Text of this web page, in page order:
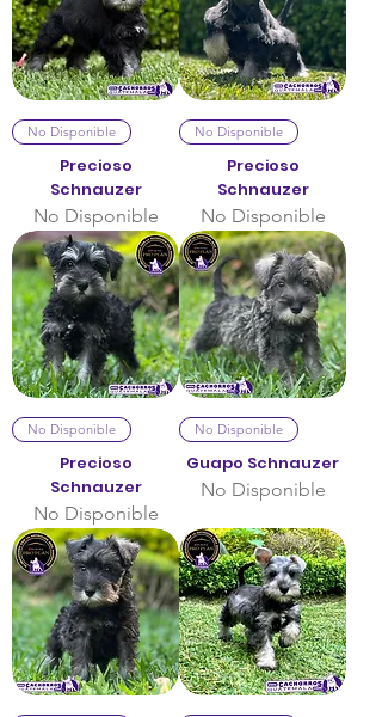
No Disponible
Precioso
Schnauzer
No Disponible
No Disponible
Precioso
Schnauzer
No Disponible
No Disponible
Precioso
Schnauzer
No Disponible
No Disponible
Guapo Schnauzer
No Disponible